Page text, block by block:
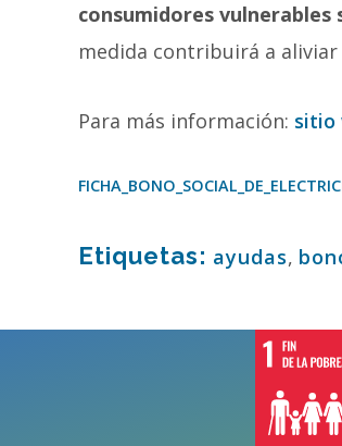
consumidores vulnerables
medida contribuirá a
Para más información: sitio
Etiquetas: ayudas,